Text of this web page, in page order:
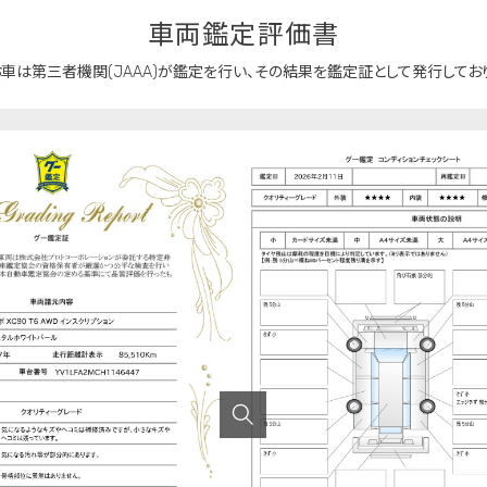
車両鑑定評価書
は第三者機関(JAAA)が鑑定を行い、その結果を鑑定証として発行してお